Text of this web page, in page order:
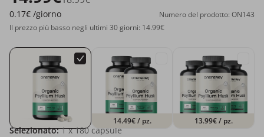
0.17€ /giorno
Numero del prodotto: ON143
Il prezzo più basso negli ultimi 30 giorni: 14.99€
14.49€/ pz. 13.99€/ pz.
Selezionato: 1x 180 capsule